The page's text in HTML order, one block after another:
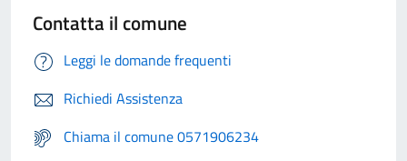
Contatta il comune
Leggi le domande frequenti
Richiedi Assistenza
Chiama il comune 0571906234